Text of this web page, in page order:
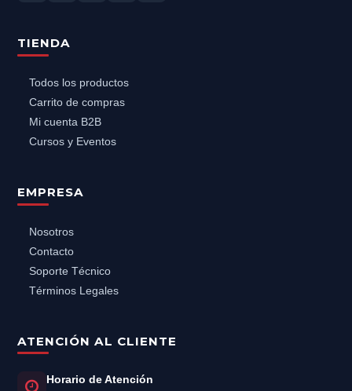
TIENDA
Todos los productos
Carrito de compras
Mi cuenta B2B
Cursos y Eventos
EMPRESA
Nosotros
Contacto
Soporte Técnico
Términos Legales
ATENCIÓN AL CLIENTE
Horario de Atención